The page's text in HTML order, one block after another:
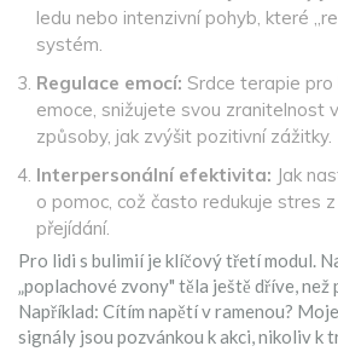
ledu nebo intenzivní pohyb, které
systém.
Regulace emocí: Srdce terapie
emoce, snižujete svou zranitelnost
způsoby, jak zvýšit pozitivní zážitky.
Interpersonální efektivita: Jak
o pomoc, což často redukuje stres
přejídání.
Pro lidi s bulimií je klíčový třetí modul.
„poplachové zvony" těla ještě dříve, než
Například: Cítím napětí v ramenou?
signály jsou pozvánkou k akci, nikoliv k